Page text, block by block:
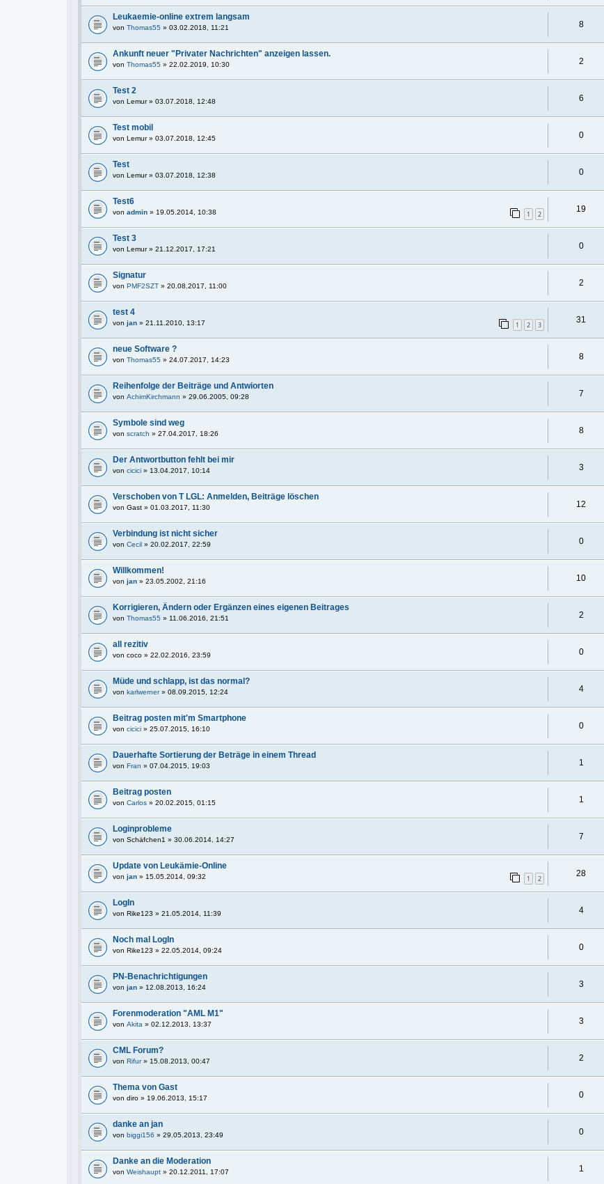
Leukaemie-online extrem langsam
von Thomas55 » 03.02.2018, 11:21 8
Ankunft neuer "Privater Nachrichten" anzeigen lassen.
von Thomas55 » 22.02.2019, 10:30 2
Test 2
von Lemur» 03.07.2018, 12:48 6
Test mobil
von Lemur» 03.07.2018, 12:45 0
Test
von Lemur» 03.07.2018, 12:38 0
Test6
von admin » 19.05.2014, 10:38 1 2
19
Test 3
von Lemur» 21.12.2017, 17:21 0
Signatur
von PMF2SZT » 20.08.2017, 11:00 2
test 4
von jan » 21.11.2010, 13:17 1 2 3
31
neue Software ?
von Thomas55 » 24.07.2017, 14:23 8
Reihenfolge der Beiträge und Antwiorten
von AchimKirchmann » 29.06.2005, 09:28 7
Symbole sind weg
von scratch » 27.04.2017, 18:26 8
Der Antwortbutton fehlt bei mir
von cicici » 13.04.2017, 10:14 3
Verschoben von T LGL: Anmelden, Beiträge löschen
von Gast » 01.03.2017, 11:30 12
Verbindung ist nicht sicher
von Cecil » 20.02.2017, 22:59 0
Willkommen!
von jan » 23.05.2002, 21:16 10
Korrigieren, Ändern oder Ergänzen eines eigenen Beitrages
von Thomas55 » 11.06.2016, 21:51 2
all rezitiv
von coco » 22.02.2016, 23:59 0
Müde und schlapp, ist das normal?
von karlwerner» 08.09.2015, 12:24 4
Beitrag posten mit'm Smartphone
von cicici » 25.07.2015, 16:10 0
Dauerhafte Sortierung der Beträge in einem Thread
von Fran » 07.04.2015, 19:03 1
Beitrag posten
von Carlos » 20.02.2015, 01:15 1
Loginprobleme
von Schäfchen1 » 30.06.2014, 14:27 7
Update von Leukämie-Online
von jan » 15.05.2014, 09:32 1 2
28
LogIn
von Rike123 » 21.05.2014, 11:39 4
Noch mal LogIn
von Rike123 » 22.05.2014, 09:24 0
PN-Benachrichtigungen
von jan » 12.08.2013, 16:24 3
Forenmoderation "AML M1"
von Akita » 02.12.2013, 13:37 3
CML Forum?
von Rifur» 15.08.2013, 00:47 2
Thema von Gast
von diro » 19.06.2013, 15:17 0
danke an jan
von biggi156 » 29.05.2013, 23:49 0
Danke an die Moderation
von Weishaupt » 20.12.2011, 17:07 1